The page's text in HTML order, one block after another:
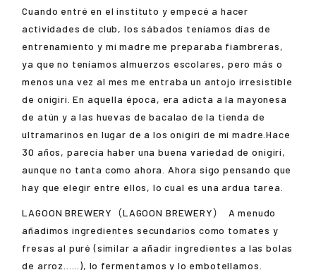
Cuando entré en el instituto y empecé a hacer
actividades de club, los sábados teníamos días de
entrenamiento y mi madre me preparaba fiambreras,
ya que no teníamos almuerzos escolares, pero más o
menos una vez al mes me entraba un antojo irresistible
de onigiri. En aquella época, era adicta a la mayonesa
de atún y a las huevas de bacalao de la tienda de
ultramarinos en lugar de a los onigiri de mi madre.Hace
30 años, parecía haber una buena variedad de onigiri,
aunque no tanta como ahora. Ahora sigo pensando que
hay que elegir entre ellos, lo cual es una ardua tarea.
LAGOON BREWERY（LAGOON BREWERY）
A menudo
añadimos ingredientes secundarios como tomates y
fresas al puré (similar a añadir ingredientes a las bolas
de arroz......), lo fermentamos y lo embotellamos.